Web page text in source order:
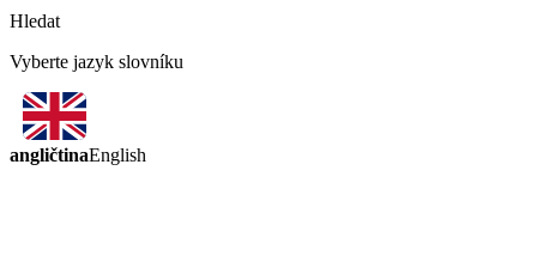
Hledat
Vyberte jazyk slovníku
angličtinaEnglish